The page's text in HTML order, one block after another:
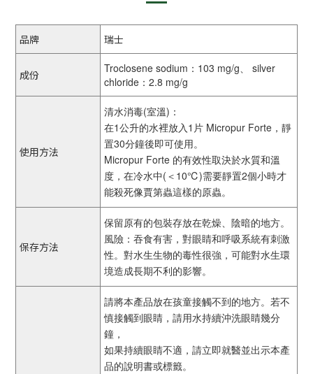
品牌 瑞士
成份
Troclosene sodium：103 mg/g、 silver
chloride：2.8 mg/g
使用方法
清水消毒(室溫)：
在1公升的水裡放入1片 Micropur Forte，靜
置30分鐘後即可使用。
Micropur Forte 的有效性取決於水質和溫
度，在冷水中(＜10℃)需要靜置2個小時才
能殺死像賈第蟲這樣的原蟲。
保存方法
保留原有的包裝存放在乾燥、陰暗的地方。
風險：吞食有害，對眼睛和呼吸系統有刺激
性。對水生生物的毒性很強，可能對水生環
境造成長期不利的影響。
請將本產品放在孩童接觸不到的地方。若不
慎接觸到眼睛，請用水持續沖洗眼睛幾分
鐘，
如果持續眼睛不適，請立即就醫並出示本產
品的說明書或標籤。